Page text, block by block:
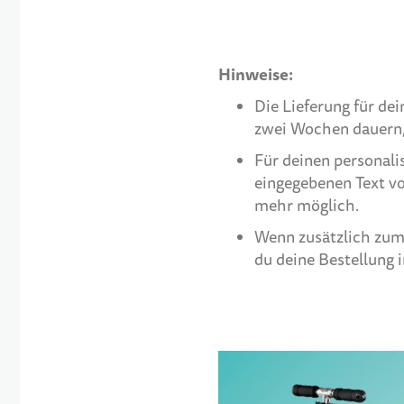
Hinweise:
Die Lieferung für
zwei Wochen
Für deinen
eingegebenen Text
mehr möglich.
Wenn zusätzlich
du deine Bestellung